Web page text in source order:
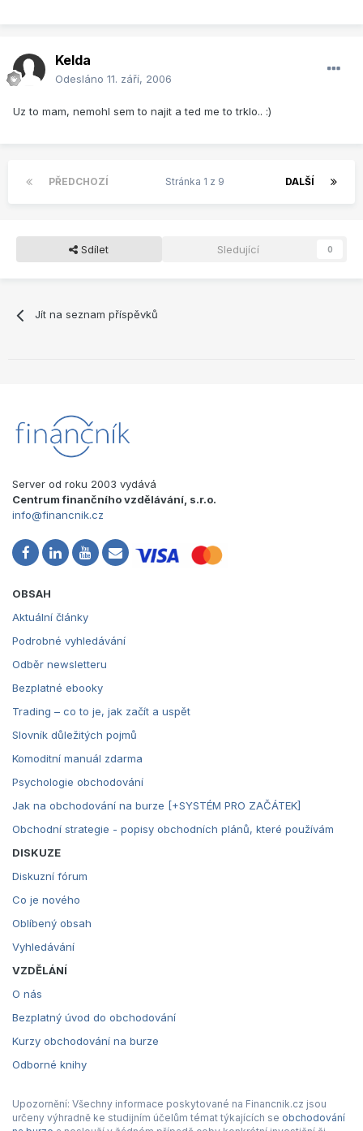
Kelda
Odesláno 11. září, 2006
Uz to mam, nemohl sem to najit a ted me to trklo.. :)
PŘEDCHOZÍ DALŠÍ
Stránka 1 z 9
Sdílet Sledující 0
Jít na seznam příspěvků
Server od roku 2003 vydává
Centrum finančního vzdělávání, s.r.o.
info@financnik.cz
OBSAH
Aktuální články
Podrobné vyhledávání
Odběr newsletteru
Bezplatné ebooky
Trading – co to je, jak začít a uspět
Slovník důležitých pojmů
Komoditní manuál zdarma
Psychologie obchodování
Jak na obchodování na burze [+SYSTÉM PRO ZAČÁTEK]
Obchodní strategie - popisy obchodních plánů, které používám
DISKUZE
Diskuzní fórum
Co je nového
Oblíbený obsah
Vyhledávání
VZDĚLÁNÍ
O nás
Bezplatný úvod do obchodování
Kurzy obchodování na burze
Odborné knihy
Upozornění: Všechny informace poskytované na Financnik.cz jsou
určeny výhradně ke studijním účelům témat týkajících se obchodování